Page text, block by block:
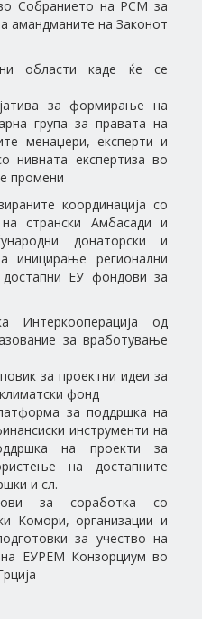
Собранието на РСМ за
амандманите на Законот
области каде ќе се
за формирање на
група за правата на
менаџери, експерти и
нивната експертиза во
промени
координација со
странски Амбасади и
донаторски и
иницирање регионални
ЕУ фондови за
Интеркооперација од
за вработување
за проектни идеи зa
фонд
за поддршка на
инструменти на
на проекти за
на достапните
и сл.
за соработка со
Комори, организации и
за учество на
ЕУРЕМ Конзорциум во